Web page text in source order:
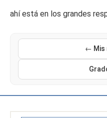
ahí está en los grandes
← Mis